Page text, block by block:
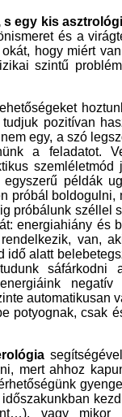
egy kis
pozitívan
egy, a szó
meg kell közelítenünk a
Gyakorlatias, praktikus
Ezek nagyon egyszerű
teljesen más területen próbál
hiszen ha túl sokáig próbálunk
a bőrünk. Tehát:
adag energiával rendelkezik,
de van, aki igen rövid idő alatt
Ha jól tudunk
a magunkét: az energiáink
gyakoroljuk, akkor szinte
ilyenkor az ölünkbe potyognak,
hogy milyen időszakban mire kell inkább az
energiát. Megérthetjük párunkat, gyerekünket,
pontjait. A tervezésben is segít, mert nem mindegy,
házépítésbe (persze a valutaárfolyam sem